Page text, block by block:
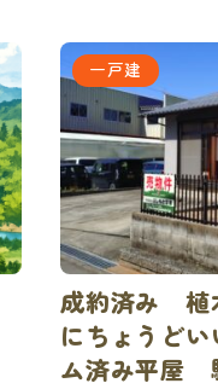
一戸建
成約済み 植
にちょうど
ム済み平屋